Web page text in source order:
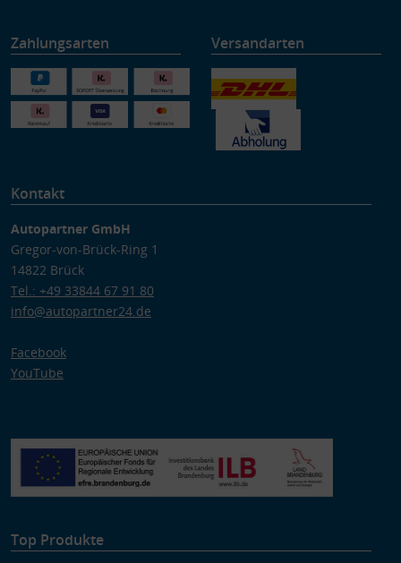
Zahlungsarten Versandarten
Kontakt
Autopartner GmbH
Gregor-von-Brück-Ring 1
14822 Brück
Tel.: +49 33844 67 91 80
info@autopartner24.de
Facebook
YouTube
Top Produkte